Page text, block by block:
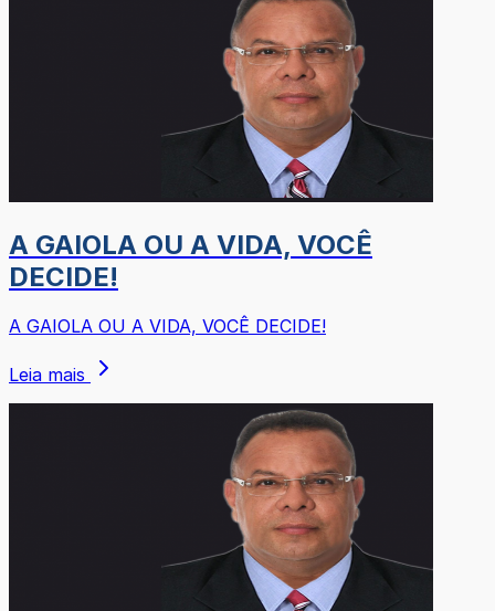
A GAIOLA OU A VIDA, VOCÊ
DECIDE!
A GAIOLA OU A VIDA, VOCÊ DECIDE!
Leia mais